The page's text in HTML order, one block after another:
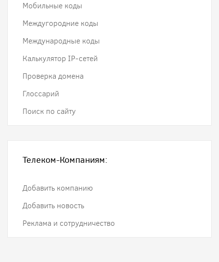
Мобильные коды
Междугородние коды
Международные коды
Калькулятор IP-сетей
Проверка домена
Глоссарий
Поиск по сайту
Телеком-Компаниям:
Добавить компанию
Добавить новость
Реклама и сотрудничество